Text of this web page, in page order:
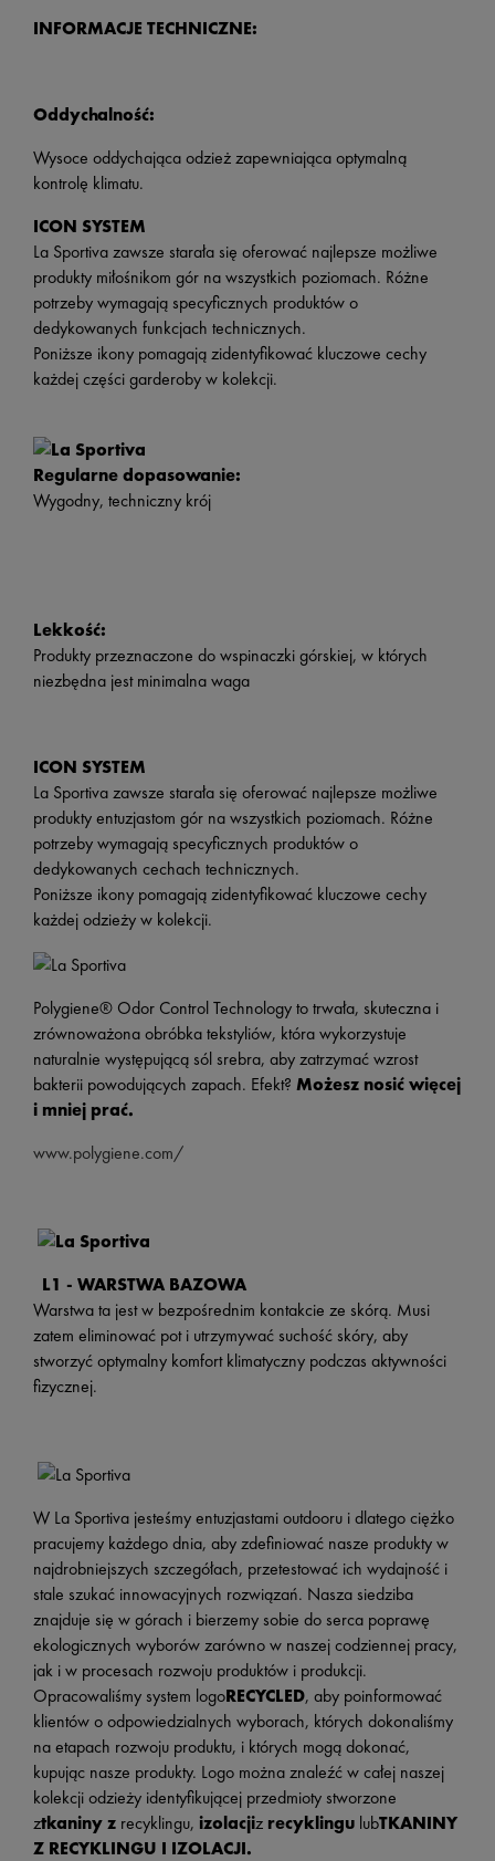
INFORMACJE TECHNICZNE:
Oddychalność:
Wysoce oddychająca odzież zapewniająca optymalną
kontrolę klimatu.
ICON SYSTEM
La Sportiva zawsze starała się oferować najlepsze możliwe
produkty miłośnikom gór na wszystkich poziomach. Różne
potrzeby wymagają specyficznych produktów o
dedykowanych funkcjach technicznych.
Poniższe ikony pomagają zidentyfikować kluczowe cechy
każdej części garderoby w kolekcji.
Regularne dopasowanie:
Wygodny, techniczny krój
Lekkość:
Produkty przeznaczone do wspinaczki górskiej, w których
niezbędna jest minimalna waga
ICON SYSTEM
La Sportiva zawsze starała się oferować najlepsze możliwe
produkty entuzjastom gór na wszystkich poziomach. Różne
potrzeby wymagają specyficznych produktów o
dedykowanych cechach technicznych.
Poniższe ikony pomagają zidentyfikować kluczowe cechy
każdej odzieży w kolekcji.
Polygiene® Odor Control Technology to trwała, skuteczna i
zrównoważona obróbka tekstyliów, która wykorzystuje
naturalnie występującą sól srebra, aby zatrzymać wzrost
bakterii powodujących zapach. Efekt? Możesz nosić więcej
i mniej prać.
www.polygiene.com/
L1 - WARSTWA BAZOWA
Warstwa ta jest w bezpośrednim kontakcie ze skórą. Musi
zatem eliminować pot i utrzymywać suchość skóry, aby
stworzyć optymalny komfort klimatyczny podczas aktywności
fizycznej.
W La Sportiva jesteśmy entuzjastami outdooru i dlatego ciężko
pracujemy każdego dnia, aby zdefiniować nasze produkty w
najdrobniejszych szczegółach, przetestować ich wydajność i
stale szukać innowacyjnych rozwiązań. Nasza siedziba
znajduje się w górach i bierzemy sobie do serca poprawę
ekologicznych wyborów zarówno w naszej codziennej pracy,
jak i w procesach rozwoju produktów i produkcji.
Opracowaliśmy system logoRECYCLED, aby poinformować
klientów o odpowiedzialnych wyborach, których dokonaliśmy
na etapach rozwoju produktu, i których mogą dokonać,
kupując nasze produkty. Logo można znaleźć w całej naszej
kolekcji odzieży identyfikującej przedmioty stworzone
ztkaniny z recyklingu, izolacjiz recyklingu lubTKANINY
Z RECYKLINGU I IZOLACJI.